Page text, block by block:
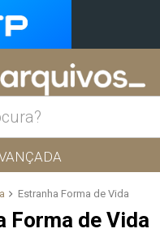
Estranha Forma de Vida
Forma de Vida